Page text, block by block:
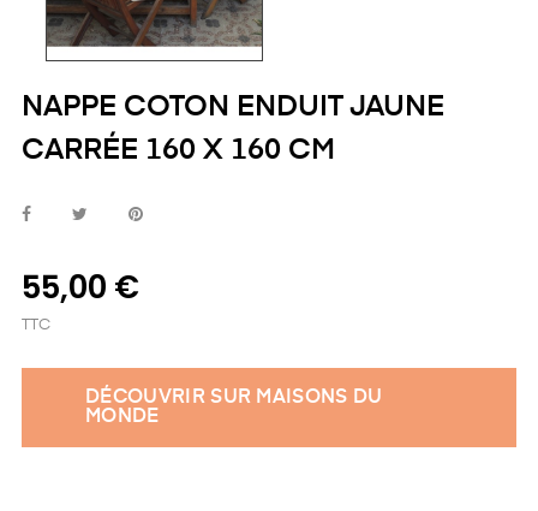
NAPPE COTON ENDUIT JAUNE
CARRÉE 160 X 160 CM
55,00 €
TTC
DÉCOUVRIR SUR MAISONS DU
MONDE